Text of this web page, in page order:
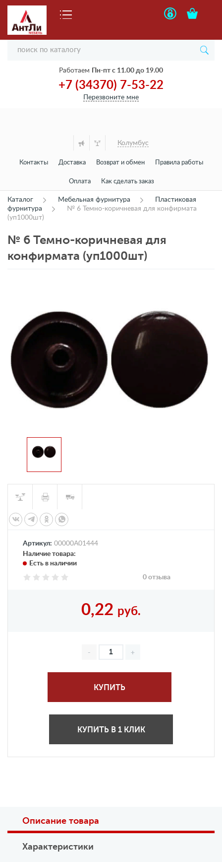
Работаем Пн-пт с 11.00 до 19.00
+7 (34370) 7-53-22
Перезвоните мне
Колумбус
Контакты Доставка Возврат и обмен Правила работы
Оплата Как сделать заказ
Каталог Мебельная фурнитура
Пластиковая
фурнитура
№ 6 Темно-коричневая для конфирмата
(уп1000шт)
№ 6 Темно-коричневая для
конфирмата (уп1000шт)
Артикул: 00000А01444
Наличие товара:
Есть в наличии
0 отзыва
0,22 руб.
КУПИТЬ
КУПИТЬ В 1 КЛИК
Описание товара
Характеристики